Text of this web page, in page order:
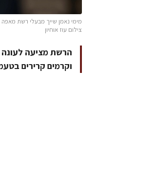
מימי נאמן שייך מבעלי רשת מאפה
צילום עוז אוחיון
הרשת מציעה לעונה
וקרמים קרירים